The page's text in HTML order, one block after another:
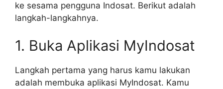
ke sesama pengguna Indosat. Berikut adalah
langkah-langkahnya.
1. Buka Aplikasi MyIndosat
Langkah pertama yang harus kamu lakukan
adalah membuka aplikasi MyIndosat. Kamu